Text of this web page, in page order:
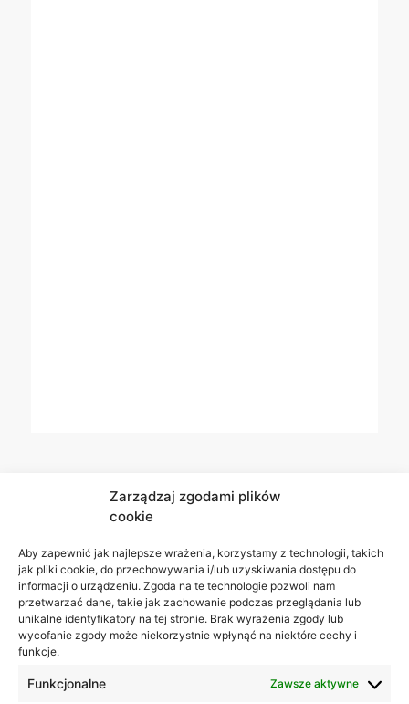
Zarządzaj zgodami plików
cookie
Aby zapewnić jak najlepsze wrażenia, korzystamy z technologii, takich
jak pliki cookie, do przechowywania i/lub uzyskiwania dostępu do
informacji o urządzeniu. Zgoda na te technologie pozwoli nam
przetwarzać dane, takie jak zachowanie podczas przeglądania lub
unikalne identyfikatory na tej stronie. Brak wyrażenia zgody lub
wycofanie zgody może niekorzystnie wpłynąć na niektóre cechy i
funkcje.
Funkcjonalne Zawsze aktywne